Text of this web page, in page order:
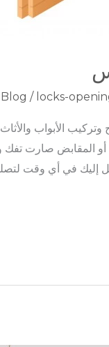
Blog / locks-
الأبواب والأثاث في
أو المقابض صارت
إليك في أي وقت